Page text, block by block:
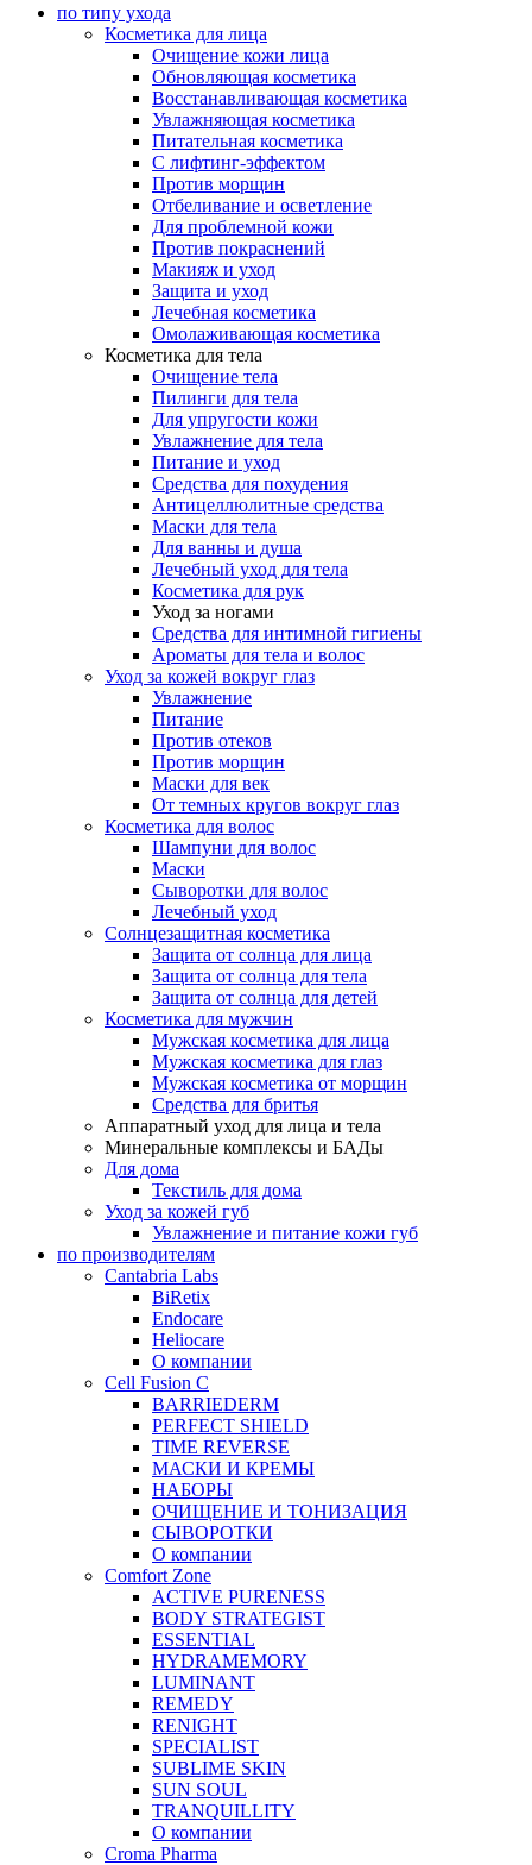
по типу ухода
Косметика для лица
Очищение кожи лица
Обновляющая косметика
Восстанавливающая косметика
Увлажняющая косметика
Питательная косметика
С лифтинг-эффектом
Против морщин
Отбеливание и осветление
Для проблемной кожи
Против покраснений
Макияж и уход
Защита и уход
Лечебная косметика
Омолаживающая косметика
Косметика для тела
Очищение тела
Пилинги для тела
Для упругости кожи
Увлажнение для тела
Питание и уход
Средства для похудения
Антицеллюлитные средства
Маски для тела
Для ванны и душа
Лечебный уход для тела
Косметика для рук
Уход за ногами
Средства для интимной гигиены
Ароматы для тела и волос
Уход за кожей вокруг глаз
Увлажнение
Питание
Против отеков
Против морщин
Маски для век
От темных кругов вокруг глаз
Косметика для волос
Шампуни для волос
Маски
Сыворотки для волос
Лечебный уход
Солнцезащитная косметика
Защита от солнца для лица
Защита от солнца для тела
Защита от солнца для детей
Косметика для мужчин
Мужская косметика для лица
Мужская косметика для глаз
Мужская косметика от морщин
Средства для бритья
Аппаратный уход для лица и тела
Минеральные комплексы и БАДы
Для дома
Текстиль для дома
Уход за кожей губ
Увлажнение и питание кожи губ
по производителям
Cantabria Labs
BiRetix
Endocare
Heliocare
О компании
Cell Fusion C
BARRIEDERM
PERFECT SHIELD
TIME REVERSE
МАСКИ И КРЕМЫ
НАБОРЫ
ОЧИЩЕНИЕ И ТОНИЗАЦИЯ
СЫВОРОТКИ
О компании
Comfort Zone
ACTIVE PURENESS
BODY STRATEGIST
ESSENTIAL
HYDRAMEMORY
LUMINANT
REMEDY
RENIGHT
SPECIALIST
SUBLIME SKIN
SUN SOUL
TRANQUILLITY
О компании
Croma Pharma